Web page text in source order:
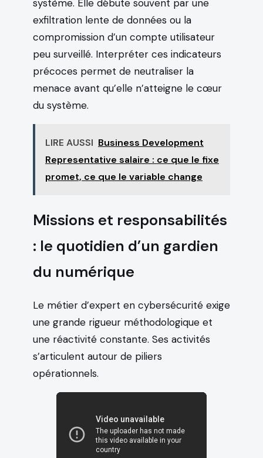
système. Elle débute souvent par une
exfiltration lente de données ou la
compromission d’un compte utilisateur
peu surveillé. Interpréter ces indicateurs
précoces permet de neutraliser la
menace avant qu’elle n’atteigne le cœur
du système.
LIRE AUSSI Business Development
Representative salaire : ce que le fixe
promet, ce que le variable change
Missions et responsabilités
: le quotidien d’un gardien
du numérique
Le métier d’expert en cybersécurité exige
une grande rigueur méthodologique et
une réactivité constante. Ses activités
s’articulent autour de piliers
opérationnels.